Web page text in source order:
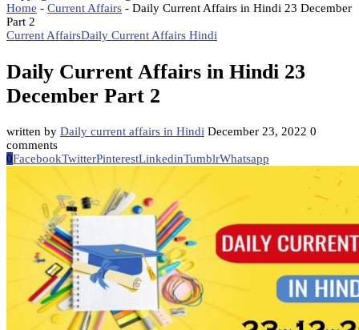
Home - Current Affairs - Daily Current Affairs in Hindi 23 December
Part 2
Current AffairsDaily Current Affairs Hindi
Daily Current Affairs in Hindi 23
December Part 2
written by Daily current affairs in Hindi December 23, 2022 0
comments
0FacebookTwitterPinterestLinkedinTumblrWhatsapp